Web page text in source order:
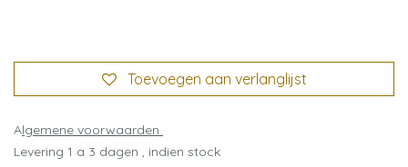
Toevoegen aan verlanglijst
Algemene voorwaarden
Levering 1 a 3 dagen , indien stock